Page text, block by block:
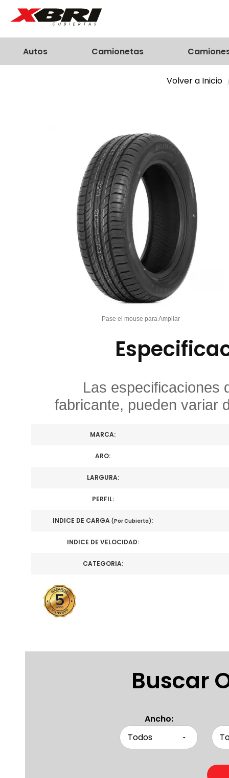
Autos Camionetas
Volver a Inicio
Pase el mouse para Ampliar
Las especificaciones
fabricante, pueden variar
MARCA:
ARO:
LARGURA:
PERFIL:
INDICE DE CARGA (Por Cubierta):
INDICE DE VELOCIDAD:
CATEGORIA:
Buscar
Ancho: